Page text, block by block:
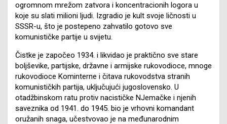
ogromnom mrežom zatvora i koncentracionih logora u
koje su slati milioni ljudi. Izgradio je kult svoje ličnosti u
SSSR-u, što je postepeno zahvatilo gotovo sve
komunističke partije u svijetu.
Čistke je započeo 1934. i likvidao je praktično sve stare
boljševike, partijske, državne i armijske rukovodioce, mnoge
rukovodioce Kominterne i čitava rukovodstva stranih
komunističkih partija, uključujući jugoslovensko. U
otadžbinskom ratu protiv nacističke NJemačke i njenih
saveznika od 1941. do 1945. bio je vrhovni komandant
oružanih snaga, učestvovao je na međunarodnim